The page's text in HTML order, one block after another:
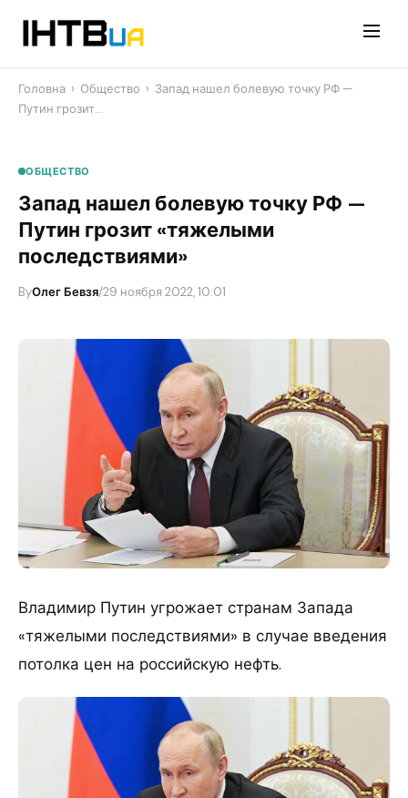
Головна › Общество › Запад нашел болевую точку РФ —
Путин грозит…
ОБЩЕСТВО
Запад нашел болевую точку РФ —
Путин грозит «тяжелыми
последствиями»
ByОлег Бевзя/29 ноября 2022, 10:01
Владимир Путин угрожает странам Запада
«тяжелыми последствиями» в случае введения
потолка цен на российскую нефть.